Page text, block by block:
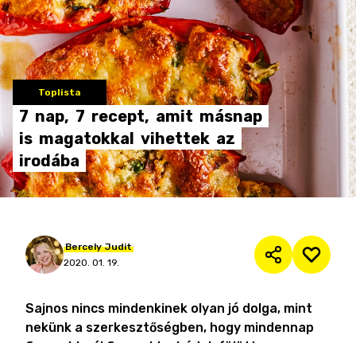
Toplista
7 nap, 7 recept, amit másnap
is magatokkal vihettek az
irodába
Bercely Judit
2020. 01. 19.
Sajnos nincs mindenkinek olyan jó dolga, mint
nekünk a szerkesztőségben, hogy mindennap